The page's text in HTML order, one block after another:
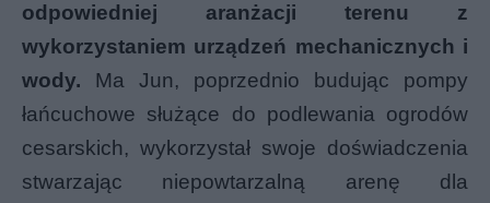
odpowiedniej aranżacji terenu z
wykorzystaniem urządzeń mechanicznych i
wody. Ma Jun, poprzednio budując pompy
łańcuchowe służące do podlewania ogrodów
cesarskich, wykorzystał swoje doświadczenia
stwarzając niepowtarzalną arenę dla